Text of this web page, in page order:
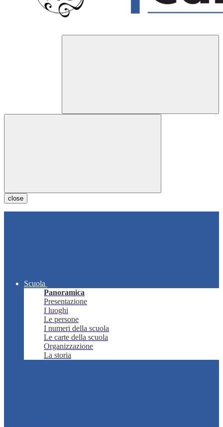
close
Scuola
Panoramica
Presentazione
I luoghi
Le persone
I numeri della scuola
Le carte della scuola
Organizzazione
La storia